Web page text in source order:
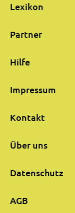
Lexikon
Partner
Hilfe
Impressum
Kontakt
Über uns
Datenschutz
AGB